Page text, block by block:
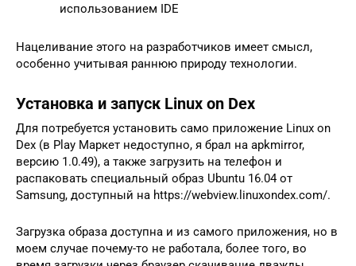
использованием IDE
Нацеливание этого на разработчиков имеет смысл,
особенно учитывая раннюю природу технологии.
Установка и запуск Linux on Dex
Для потребуется установить само приложение Linux on
Dex (в Play Маркет недоступно, я брал на apkmirror,
версию 1.0.49), а также загрузить на телефон и
распаковать специальный образ Ubuntu 16.04 от
Samsung, доступный на https://webview.linuxondex.com/.
Загрузка образа доступна и из самого приложения, но в
моем случае почему-то не работала, более того, во